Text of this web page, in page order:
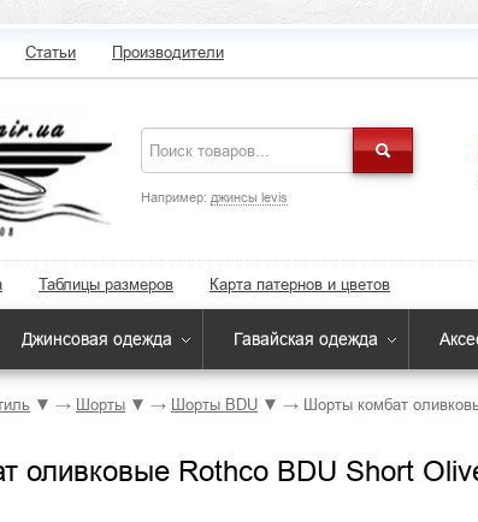
Статьи Производители
Например: джинсы levis
Таблицы размеров Карта патернов и цветов
Джинсовая одежда Гавайская одежда
▼ → Шорты ▼ → Шорты BDU ▼ → Шорты комбат
оливковые Rothco BDU Short